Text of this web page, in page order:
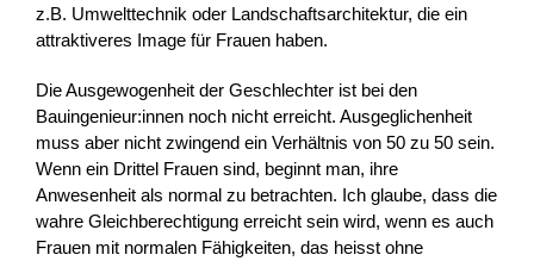
z.B. Umwelttechnik oder Landschaftsarchitektur, die ein
attraktiveres Image für Frauen haben.
Die Ausgewogenheit der Geschlechter ist bei den
Bauingenieur:innen noch nicht erreicht. Ausgeglichenheit
muss aber nicht zwingend ein Verhältnis von 50 zu 50 sein.
Wenn ein Drittel Frauen sind, beginnt man, ihre
Anwesenheit als normal zu betrachten. Ich glaube, dass die
wahre Gleichberechtigung erreicht sein wird, wenn es auch
Frauen mit normalen Fähigkeiten, das heisst ohne